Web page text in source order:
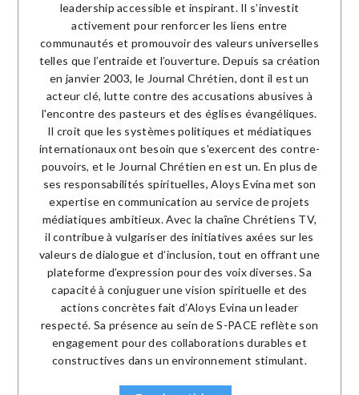
leadership accessible et inspirant. Il s’investit
activement pour renforcer les liens entre
communautés et promouvoir des valeurs universelles
telles que l’entraide et l’ouverture. Depuis sa création
en janvier 2003, le Journal Chrétien, dont il est un
acteur clé, lutte contre des accusations abusives à
l'encontre des pasteurs et des églises évangéliques.
Il croit que les systèmes politiques et médiatiques
internationaux ont besoin que s'exercent des contre-
pouvoirs, et le Journal Chrétien en est un. En plus de
ses responsabilités spirituelles, Aloys Evina met son
expertise en communication au service de projets
médiatiques ambitieux. Avec la chaîne Chrétiens TV,
il contribue à vulgariser des initiatives axées sur les
valeurs de dialogue et d’inclusion, tout en offrant une
plateforme d’expression pour des voix diverses. Sa
capacité à conjuguer une vision spirituelle et des
actions concrètes fait d’Aloys Evina un leader
respecté. Sa présence au sein de S-PACE reflète son
engagement pour des collaborations durables et
constructives dans un environnement stimulant.